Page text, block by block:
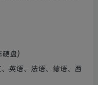
盘）
英语、法语、德语、西